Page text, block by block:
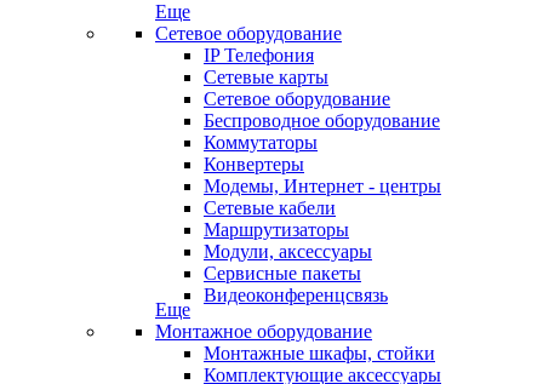
Еще
Сетевое оборудование
IP Телефония
Сетевые карты
Сетевое оборудование
Беспроводное оборудование
Коммутаторы
Конвертеры
Модемы, Интернет - центры
Сетевые кабели
Маршрутизаторы
Модули, аксессуары
Сервисные пакеты
Видеоконференцсвязь
Еще
Монтажное оборудование
Монтажные шкафы, стойки
Комплектующие аксессуары